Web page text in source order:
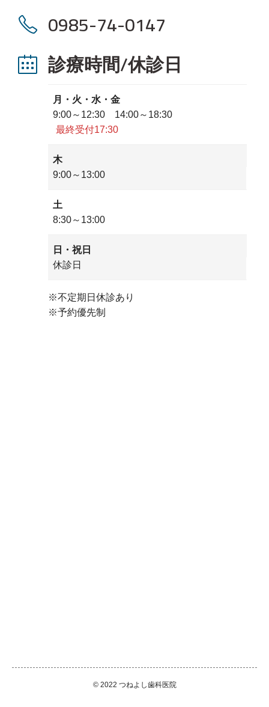
0985-74-0147
診療時間/休診日
月・火・水・金
9:00～12:30 14:00～18:30
最終受付17:30
木
9:00～13:00
土
8:30～13:00
日・祝日
休診日
※不定期日休診あり
※予約優先制
© 2022 つねよし歯科医院